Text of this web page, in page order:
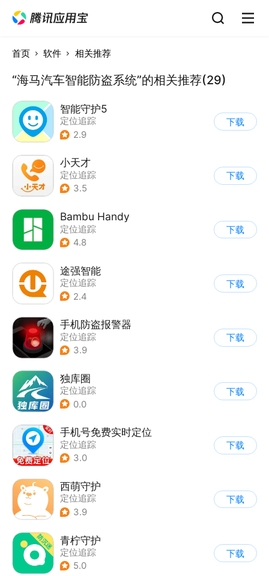
首页 软件 相关推荐
“海马汽车智能防盗系统”的相关推荐(29)
智能守护5
定位追踪
2.9
下载
小天才
定位追踪
3.5
下载
Bambu Handy
定位追踪
4.8
下载
途强智能
定位追踪
2.4
下载
手机防盗报警器
定位追踪
3.9
下载
独库圈
定位追踪
0.0
下载
手机号免费实时定位
定位追踪
3.0
下载
西萌守护
定位追踪
3.9
下载
青柠守护
定位追踪
5.0
下载